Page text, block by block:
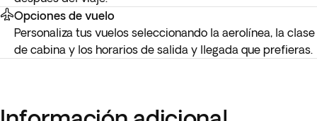
Opciones de vuelo
Personaliza tus vuelos seleccionando la aerolínea, la clase
de cabina y los horarios de salida y llegada que prefieras.